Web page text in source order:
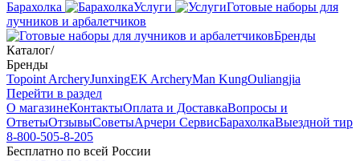
Барахолка
Услуги
Готовые наборы для
лучников и арбалетчиков
Бренды
Каталог/
Бренды
Topoint ArcheryJunxingEK ArcheryMan KungOuliangjia
Перейти в раздел
О магазинеКонтактыОплата и ДоставкаВопросы и
ОтветыОтзывыСоветыАрчери СервисБарахолкаВыездной тир
8-800-505-8-205
Бесплатно по всей России